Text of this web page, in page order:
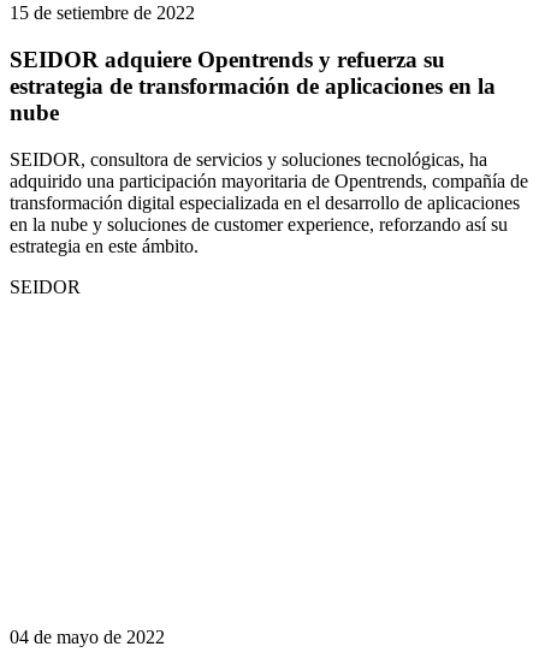
15 de setiembre de 2022
SEIDOR adquiere Opentrends y refuerza su
estrategia de transformación de aplicaciones en la
nube
SEIDOR, consultora de servicios y soluciones tecnológicas, ha
adquirido una participación mayoritaria de Opentrends, compañía de
transformación digital especializada en el desarrollo de aplicaciones
en la nube y soluciones de customer experience, reforzando así su
estrategia en este ámbito.
SEIDOR
04 de mayo de 2022